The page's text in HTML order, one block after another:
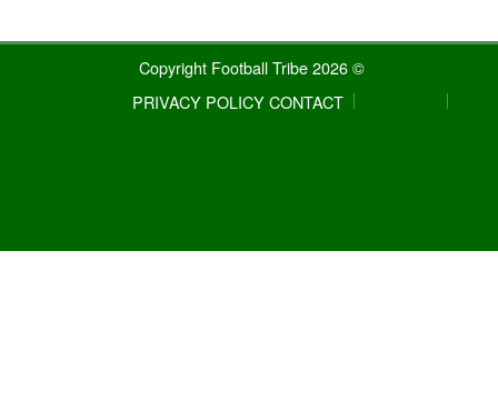
© 2026 Copyright Football Tribe
CONTACT
PRIVACY POLICY